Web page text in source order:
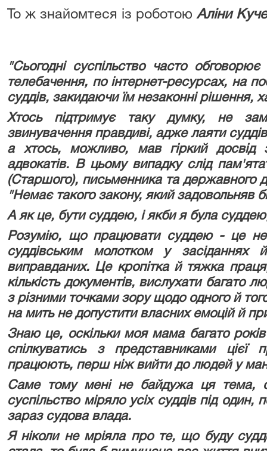
То ж знайомтеся із роботоюАліни
"Сьогодні суспільство часто
телебачення, по інтернет-ресурсах, на
суддів, закидаючи їм незаконні рішення,
Хтось підтримує таку думку, не
звинувачення правдиві, адже лаяти
а хтось, можливо, мав гіркий
адвокатів. В цьому випадку слід
(Старшого), письменника та державного
"Немає такого закону, який задовольняв
А як це, бути суддею, і якби я була
Розумію, що працювати суддею - це не
суддівським молотком у засіданнях
виправданих. Це кропітка й тяжка
кількість документів, вислухати багато
з різними точками зору щодо одного й
на мить не допустити власних емоцій й
Знаю це, оскільки моя мама багато
спілкуватись з представниками цієї
працюють, перш ніж вийти до людей у
Саме тому мені не байдужа ця тема,
суспільство міряло усіх суддів під
зараз судова влада.
Я ніколи не мріяла про те, що буду